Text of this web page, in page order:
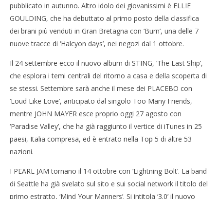
pubblicato in autunno. Altro idolo dei giovanissimi è ELLIE
GOULDING, che ha debuttato al primo posto della classifica
dei brani più venduti in Gran Bretagna con ‘Burn’, una delle 7
nuove tracce di ‘Halcyon days’, nei negozi dal 1 ottobre.
Il 24 settembre ecco il nuovo album di STING, ‘The Last Ship’,
che esplora i temi centrali del ritorno a casa e della scoperta di
se stessi. Settembre sarà anche il mese dei PLACEBO con
‘Loud Like Love’, anticipato dal singolo Too Many Friends,
mentre JOHN MAYER esce proprio oggi 27 agosto con
‘Paradise Valley’, che ha già raggiunto il vertice di iTunes in 25
paesi, Italia compresa, ed è entrato nella Top 5 di altre 53
nazioni.
I PEARL JAM tornano il 14 ottobre con ‘Lightning Bolt’. La band
di Seattle ha già svelato sul sito e sui social network il titolo del
primo estratto, ‘Mind Your Manners’. Si intitola ‘3.0’ il nuovo